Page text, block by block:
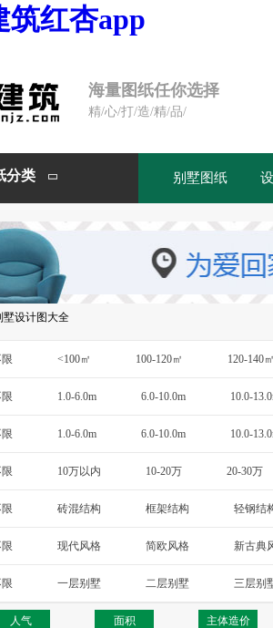
筑红杏app
海量图纸任你选择
精/心/打/造/精/品/
分类  别墅图纸
墅设计图大全
<100㎡ 100-120㎡ 120-140
1.0-6.0m 6.0-10.0m 10.0-
1.0-6.0m 6.0-10.0m 10.0-
10万以内 10-20万 20-30万
砖混结构 框架结构 轻钢结
现代风格 简欧风格 新古典
牙风格 地中海风格
一层别墅 二层别墅 三层别
人气 面积 主体造价